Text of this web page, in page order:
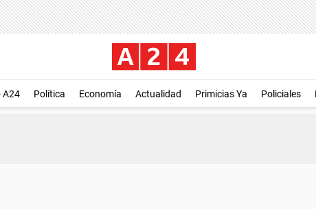
A24 Política Economía Actualidad Primicias Ya Policiales